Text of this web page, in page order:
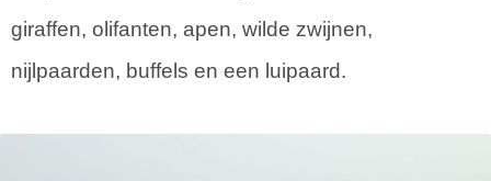
giraffen, olifanten, apen, wilde zwijnen,
nijlpaarden, buffels en een luipaard.